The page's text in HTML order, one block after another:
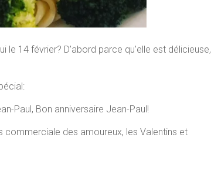
le 14 février? D’abord parce qu’elle est délicieuse,
Paul, Bon anniversaire Jean-Paul!
commerciale des amoureux, les Valentins et